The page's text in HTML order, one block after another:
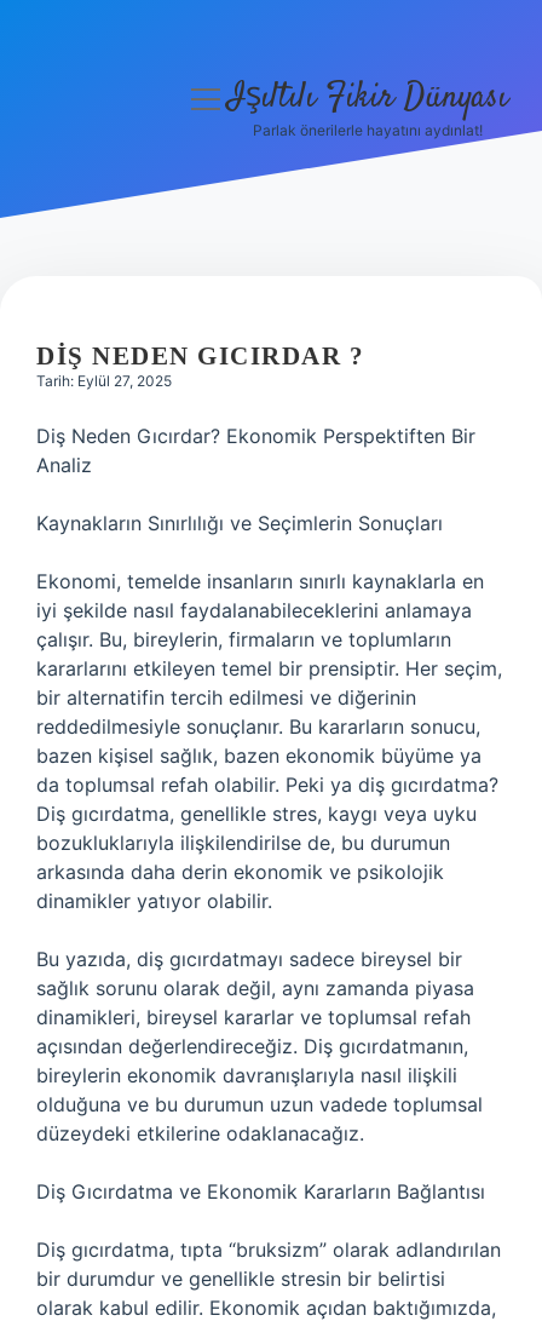
menüyüIşıltılı Fikir Dünyası
Parlak önerilerle hayatını aydınlat!
DIŞ NEDEN GICIRDAR ?
Tarih: Eylül 27, 2025
Diş Neden Gıcırdar? Ekonomik Perspektiften Bir
Analiz
Kaynakların Sınırlılığı ve Seçimlerin Sonuçları
Ekonomi, temelde insanların sınırlı kaynaklarla en
iyi şekilde nasıl faydalanabileceklerini anlamaya
çalışır. Bu, bireylerin, firmaların ve toplumların
kararlarını etkileyen temel bir prensiptir. Her seçim,
bir alternatifin tercih edilmesi ve diğerinin
reddedilmesiyle sonuçlanır. Bu kararların sonucu,
bazen kişisel sağlık, bazen ekonomik büyüme ya
da toplumsal refah olabilir. Peki ya diş gıcırdatma?
Diş gıcırdatma, genellikle stres, kaygı veya uyku
bozukluklarıyla ilişkilendirilse de, bu durumun
arkasında daha derin ekonomik ve psikolojik
dinamikler yatıyor olabilir.
Bu yazıda, diş gıcırdatmayı sadece bireysel bir
sağlık sorunu olarak değil, aynı zamanda piyasa
dinamikleri, bireysel kararlar ve toplumsal refah
açısından değerlendireceğiz. Diş gıcırdatmanın,
bireylerin ekonomik davranışlarıyla nasıl ilişkili
olduğuna ve bu durumun uzun vadede toplumsal
düzeydeki etkilerine odaklanacağız.
Diş Gıcırdatma ve Ekonomik Kararların Bağlantısı
Diş gıcırdatma, tıpta “bruksizm” olarak adlandırılan
bir durumdur ve genellikle stresin bir belirtisi
olarak kabul edilir. Ekonomik açıdan baktığımızda,